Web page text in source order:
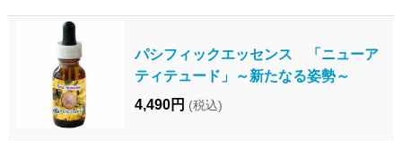
パシフィックエッセンス 「ニューア
ティテュード」～新たなる姿勢～
4,490円 (税込)